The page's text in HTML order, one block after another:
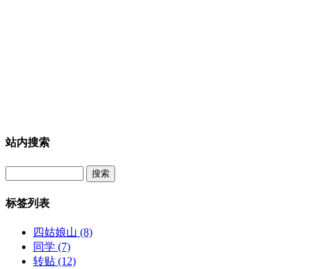
站内搜索
标签列表
四姑娘山 (8)
同学 (7)
转贴 (12)